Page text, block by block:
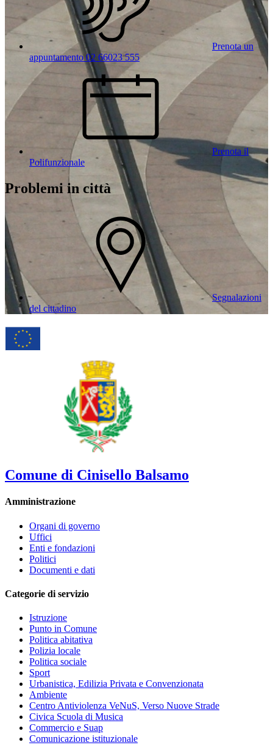
Prenota un
appuntamento 02 66023 555
Prenota il
Polifunzionale
Problemi in città
Segnalazioni
del cittadino
Comune di Cinisello Balsamo
Amministrazione
Organi di governo
Uffici
Enti e fondazioni
Politici
Documenti e dati
Categorie di servizio
Istruzione
Punto in Comune
Politica abitativa
Polizia locale
Politica sociale
Sport
Urbanistica, Edilizia Privata e Convenzionata
Ambiente
Centro Antiviolenza VeNuS, Verso Nuove Strade
Civica Scuola di Musica
Commercio e Suap
Comunicazione istituzionale